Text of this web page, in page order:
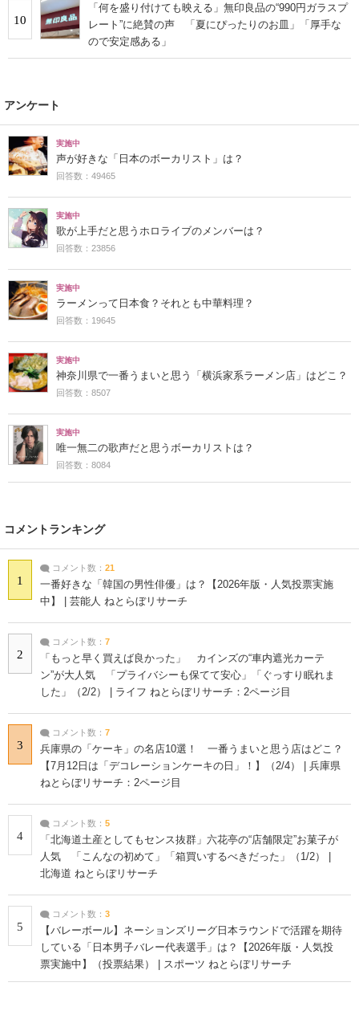
10
「何を盛り付けても映える」無印良品の“990円ガラスプ
レート”に絶賛の声 「夏にぴったりのお皿」「厚手な
ので安定感ある」
アンケート
実施中
声が好きな「日本のボーカリスト」は？
回答数：49465
実施中
歌が上手だと思うホロライブのメンバーは？
回答数：23856
実施中
ラーメンって日本食？それとも中華料理？
回答数：19645
実施中
神奈川県で一番うまいと思う「横浜家系ラーメン店」はどこ？
回答数：8507
実施中
唯一無二の歌声だと思うボーカリストは？
回答数：8084
コメントランキング
1
コメント数： 21
一番好きな「韓国の男性俳優」は？【2026年版・人気投票実施
中】 | 芸能人 ねとらぼリサーチ
2
コメント数： 7
「もっと早く買えば良かった」 カインズの“車内遮光カーテ
ン”が大人気 「プライバシーも保てて安心」「ぐっすり眠れま
した」（2/2） | ライフ ねとらぼリサーチ：2ページ目
3
コメント数： 7
兵庫県の「ケーキ」の名店10選！ 一番うまいと思う店はどこ？
【7月12日は「デコレーションケーキの日」！】（2/4） | 兵庫県
ねとらぼリサーチ：2ページ目
4
コメント数： 5
「北海道土産としてもセンス抜群」六花亭の“店舗限定”お菓子が
人気 「こんなの初めて」「箱買いするべきだった」（1/2） |
北海道 ねとらぼリサーチ
5
コメント数： 3
【バレーボール】ネーションズリーグ日本ラウンドで活躍を期待
している「日本男子バレー代表選手」は？【2026年版・人気投
票実施中】（投票結果） | スポーツ ねとらぼリサーチ